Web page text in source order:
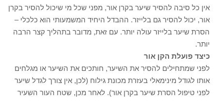
אין כל סיבה להסיר שיער בקרן אור, מפני שכל מי שיכול להסיר בקרן
אור, יכול להסיר גם בלייזר. ההבדל היחיד המשמעותי הוא כלכלי –
הסרת שיער בלייזר עולה יותר. עם זאת, מדובר בתהליך קצר הרבה
יותר.
כיצד פועלת הקן אור
לפני שמתחילים להסיר את השיער, חותכים את השיער או מגלחים
אותו לגודל מינימאלי בעזרת מכונת גילוח (לכן, אין צורך לגדל שיער
לפני טיפול הסרת שיער בקרן אור). לאחר מכן, שטח העור השעיר